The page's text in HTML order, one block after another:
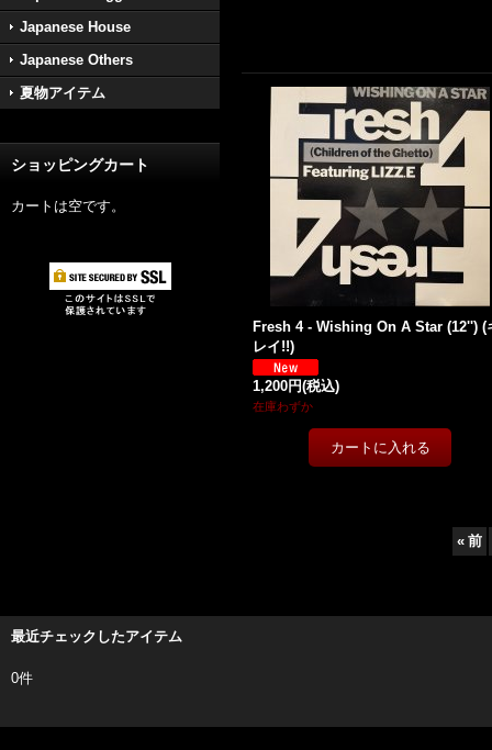
Japanese House
Japanese Others
夏物アイテム
ショッピングカート
カートは空です。
Fresh 4 - Wishing On A Star (12'') (
レイ!!)
1,200円(税込)
在庫わずか
« 前
最近チェックしたアイテム
0件